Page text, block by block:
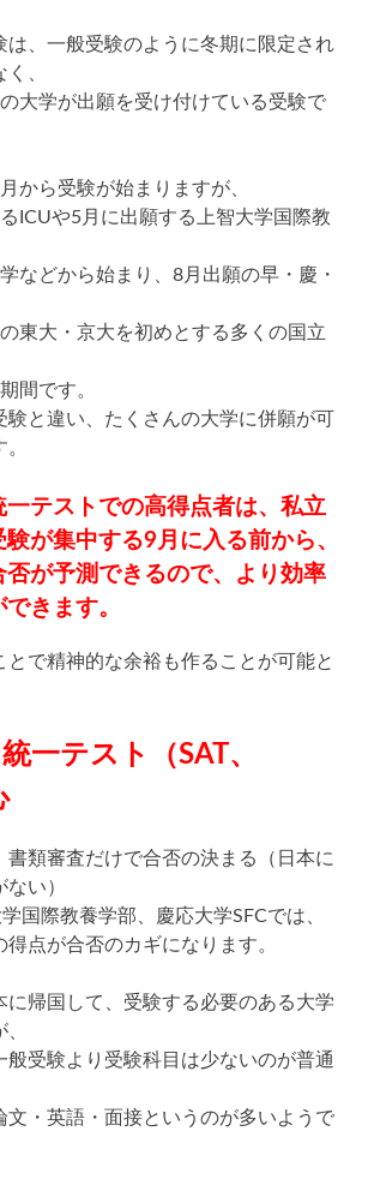
は、一般受験のように冬期に限定され
、
大学が出願を受け付けている受験で
から受験が始まりますが、
ICUや5月に出願する上智大学国際教
などから始まり、8月出願の早・慶・
東大・京大を初めとする多くの国立
間です。
験と違い、たくさんの大学に併願が可
一テストでの高得点者は、私立
が集中する9月に入る前から、
否が予測できるので、より効率
きます。
とで精神的な余裕も作ることが可能と
一テスト（SAT、
書類審査だけで合否の決まる（日本に
い）
国際教養学部、慶応大学SFCでは、
得点が合否のカギになります。
に帰国して、受験する必要のある大学
般受験より受験科目は少ないのが普通
文・英語・面接というのが多いようで